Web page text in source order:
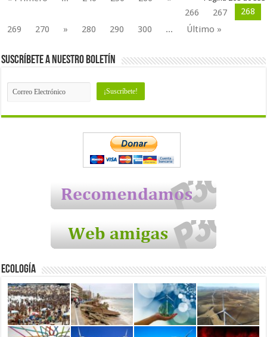
266
267
268
269
270 » 280 290 300 ... Último »
Suscríbete a nuestro Boletín
Ecología